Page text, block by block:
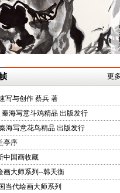
更
写与创作 蔡兵 著
秦海写意斗鸡精品 出版发行
海写意花鸟精品 出版发行
亭序
中国画收藏
画大师系列--韩天衡
当代绘画大师系列